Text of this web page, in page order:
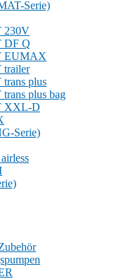
Serie)
230V
DF Q
EUMAX
trailer
plus
plus bag
XXL-D
Serie)